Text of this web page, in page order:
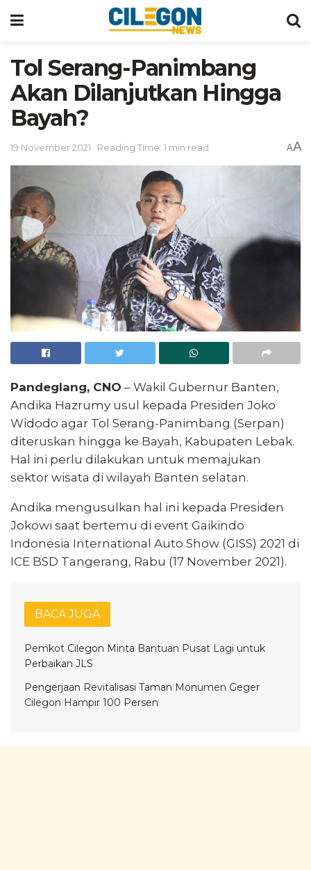
Tol Serang-Panimbang
Akan Dilanjutkan Hingga
Bayah?
19 November 2021 Reading Time: 1 min read AA
Pandeglang, CNO – Wakil Gubernur Banten,
Andika Hazrumy usul kepada Presiden Joko
Widodo agar Tol Serang-Panimbang (Serpan)
diteruskan hingga ke Bayah, Kabupaten Lebak.
Hal ini perlu dilakukan untuk memajukan
sektor wisata di wilayah Banten selatan.
Andika mengusulkan hal ini kepada Presiden
Jokowi saat bertemu di event Gaikindo
Indonesia International Auto Show (GISS) 2021 di
ICE BSD Tangerang, Rabu (17 November 2021).
BACA JUGA
Pemkot Cilegon Minta Bantuan Pusat Lagi untuk
Perbaikan JLS
Pengerjaan Revitalisasi Taman Monumen Geger
Cilegon Hampir 100 Persen